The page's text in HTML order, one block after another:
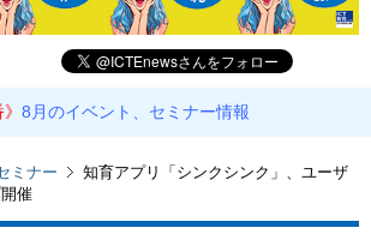
》8月のイベント、セミナー情報
ミナー
知育アプリ「シンクシンク」、ユーザ
催